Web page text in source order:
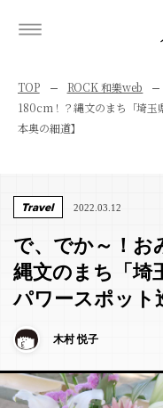
TOP ROCK 和樂web
180cm！？縄文のまち「埼玉
本奥の細道】
Travel 2022.03.12
で、でか～！お
縄文のまち「埼
パワースポット
木村 悦子